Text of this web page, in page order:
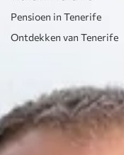
Pensioen in Tenerife
Ontdekken van Tenerife